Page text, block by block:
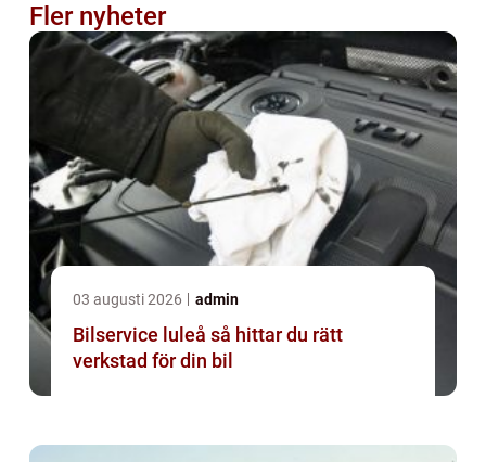
Fler nyheter
03 augusti 2026 admin
Bilservice luleå så hittar du rätt
verkstad för din bil